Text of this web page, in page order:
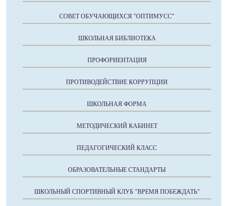
СОВЕТ ОБУЧАЮЩИХСЯ "ОПТИМУСС"
ШКОЛЬНАЯ БИБЛИОТЕКА
ПРОФОРИЕНТАЦИЯ
ПРОТИВОДЕЙСТВИЕ КОРРУПЦИИ
ШКОЛЬНАЯ ФОРМА
МЕТОДИЧЕСКИЙ КАБИНЕТ
ПЕДАГОГИЧЕСКИЙ КЛАСС
ОБРАЗОВАТЕЛЬНЫЕ СТАНДАРТЫ
ШКОЛЬНЫЙ СПОРТИВНЫЙ КЛУБ "ВРЕМЯ ПОБЕЖДАТЬ"